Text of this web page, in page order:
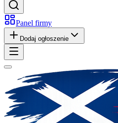
Panel firmy
Dodaj ogłoszenie